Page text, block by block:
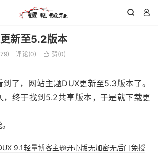
 
新至5.2版本
) 评论(0)  赞(0)
了，网站主题DUX更新至5.3版本了。
，终于找到5.2共享版本，于是就下载更
9.1轻量博客主题开心版无加密无后门免授